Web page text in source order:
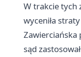
W trakcie tych
wyceniła
Zawierciańska
sąd